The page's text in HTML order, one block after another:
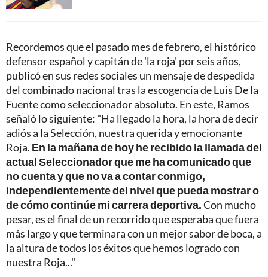
Recordemos que el pasado mes de febrero, el histórico
defensor español y capitán de 'la roja' por seis años,
publicó en sus redes sociales un mensaje de despedida
del combinado nacional tras la escogencia de Luis De la
Fuente como seleccionador absoluto. En este, Ramos
señaló lo siguiente: "Ha llegado la hora, la hora de decir
adiós a la Selección, nuestra querida y emocionante
Roja. En la mañana de hoy he recibido la llamada del
actual Seleccionador que me ha comunicado que
no cuenta y que no va a contar conmigo,
independientemente del nivel que pueda mostrar o
de cómo continúe mi carrera deportiva.Con mucho
pesar, es el final de un recorrido que esperaba que fuera
más largo y que terminara con un mejor sabor de boca, a
la altura de todos los éxitos que hemos logrado con
nuestra Roja..."